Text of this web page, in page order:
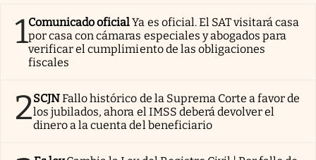
1Comunicado oficialYa es oficial. El SAT visitará casa
por casa con cámaras especiales y abogados para
verificar el cumplimiento de las obligaciones
fiscales
2SCJNFallo histórico de la Suprema Corte a favor de
los jubilados, ahora el IMSS deberá devolver el
dinero a la cuenta del beneficiario